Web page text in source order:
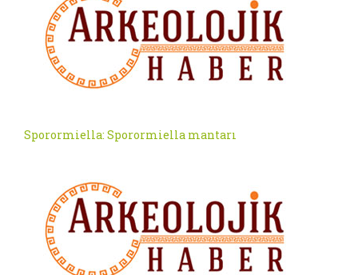
Sporormiella: Sporormiella mantarı